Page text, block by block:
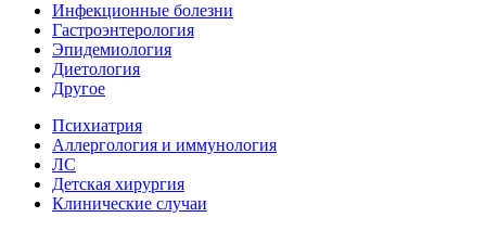
Инфекционные болезни
Гастроэнтерология
Эпидемиология
Диетология
Другое
Психиатрия
Аллергология и иммунология
ЛС
Детская хирургия
Клинические случаи